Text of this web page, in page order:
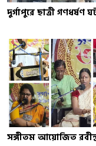
দুর্গাপুরে ছাত্রী
সঙ্গীতম আয়োজিত